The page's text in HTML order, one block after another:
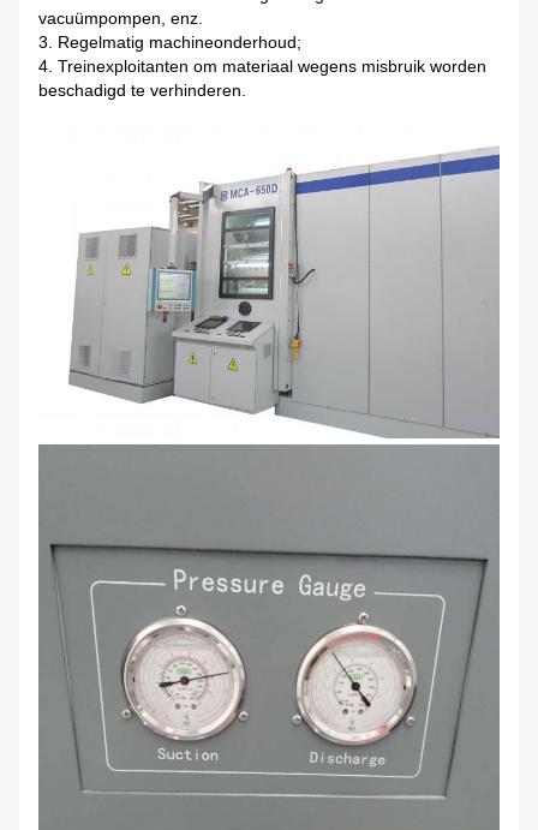
vacuümpompen, enz.
3. Regelmatig machineonderhoud;
4. Treinexploitanten om materiaal wegens misbruik worden
beschadigd te verhinderen.